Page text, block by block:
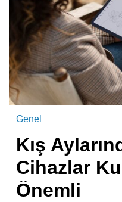
Genel
Kış
Cihazlar
Önemli